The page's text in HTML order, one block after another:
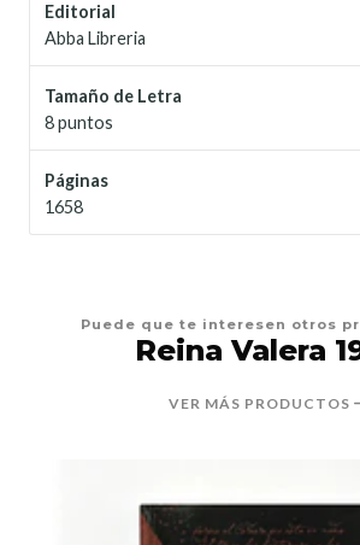
Editorial
Abba Libreria
Tamaño de Letra
8 puntos
Páginas
1658
Puede que te interesen otros
Reina Valera
VER MÁS PRODUCTOS